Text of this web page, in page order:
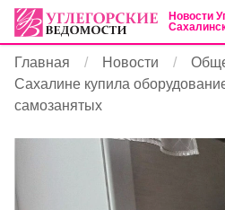
Новости
Главная Новости
Сахалине купила
самозанятых